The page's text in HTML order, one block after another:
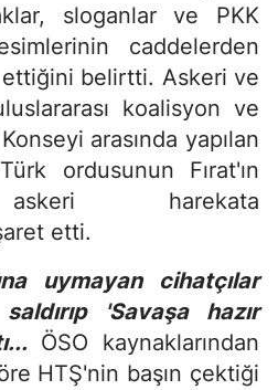
sloganlar ve PKK
caddelerden
ettiğini belirtti. Askeri ve
koalisyon ve
arasında yapılan
ordusunun Fırat'ın
harekata
etti.
uymayan cihatçılar
'Savaşa hazır
ÖSO kaynaklarından
HTŞ'nin başın çektiği